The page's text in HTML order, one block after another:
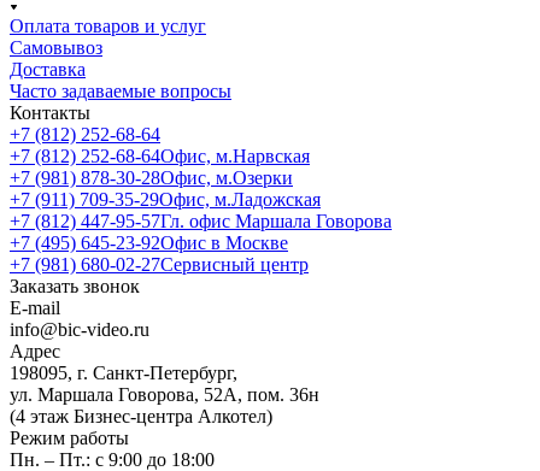
Оплата товаров и услуг
Самовывоз
Доставка
Часто задаваемые вопросы
Контакты
+7 (812) 252-68-64
+7 (812) 252-68-64Офис, м.Нарвская
+7 (981) 878-30-28Офис, м.Озерки
+7 (911) 709-35-29Офис, м.Ладожская
+7 (812) 447-95-57Гл. офис Маршала Говорова
+7 (495) 645-23-92Офис в Москве
+7 (981) 680-02-27Сервисный центр
Заказать звонок
E-mail
info@bic-video.ru
Адрес
198095, г. Санкт-Петербург,
ул. Маршала Говорова, 52А, пом. 36н
(4 этаж Бизнес-центра Алкотел)
Режим работы
Пн. – Пт.: с 9:00 до 18:00